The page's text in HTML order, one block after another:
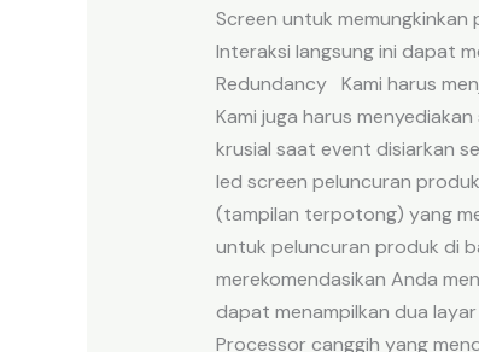
Screen untuk
Interaksi langsung ini dapat
Redundancy Kami harus
Kami juga harus
krusial saat event disiarkan
led screen peluncuran
(tampilan terpotong) yang
untuk peluncuran produk di
merekomendasikan Anda
dapat menampilkan dua
Processor canggih yang